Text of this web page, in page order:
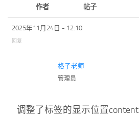
论坛
精品域名
作者 帖子
2025年11月24日 - 12:10
回复
格子老师
管理员
调整了标签的显示位置